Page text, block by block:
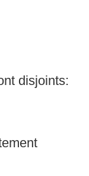
disjoints: